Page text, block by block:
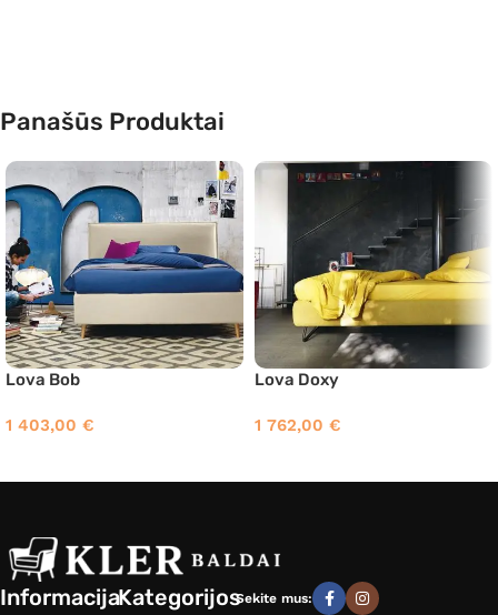
Panašūs Produktai
Lova Bob
1 403,00 €
Lova Doxy
1 762,00 €
InformacijaKategorijosSekite mus: